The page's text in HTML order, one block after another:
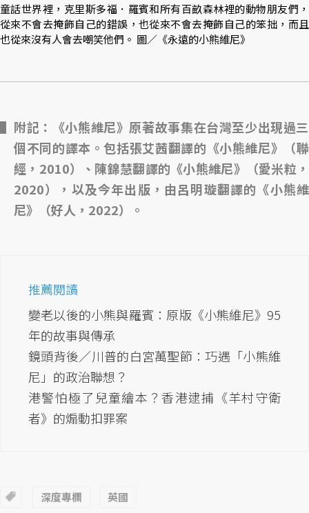
童話世界裡，克里斯多福．羅賓和所有百畝森林裡的動物朋友們，
從來不會去掩飾自己的錯誤，也從來不會去掩飾自己的笨拙，而且
也從來沒有人會去嘲笑他們。 圖／《永遠的小熊維尼》
附記：《小熊維尼》原著故事集在台灣至少出現過三
個不同的譯本。包括張艾茜翻譯的《小熊維尼》（聯
經，2010）、陳錦慧翻譯的《小熊維尼》（愛米粒，
2020），以及今年出版，由呂明璇翻譯的《小熊維
尼》（好人，2022）。
推薦閱讀
變老以後的小熊與羅賓：原版《小熊維尼》95
年的故事與傳承
鏡頭背後／川普的白宮萬聖節：巧遇「小熊維
尼」的政治聯想？
港警怕極了兒童繪本？香港逮捕《羊村守衛
者》的煽動扣罪案
深度專欄 英國